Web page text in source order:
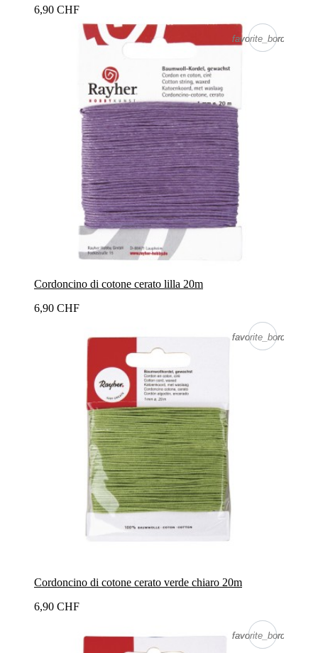
6,90 CHF
favorite_border
favorite_border
Cordoncino di cotone cerato lilla 20m
6,90 CHF
favorite_border
favorite_border
Cordoncino di cotone cerato verde chiaro 20m
6,90 CHF
favorite_border
favorite_border